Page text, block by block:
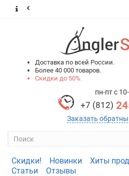
Доставка по всей России.
Более 40 000 товаров.
Скидки до 50%.
пн-пт с
+7 (812)
Заказать
Скидки! Новинки Хиты
Статьи
Отзывы